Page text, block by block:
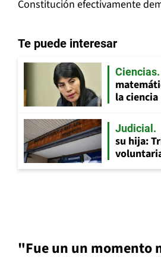
Constitución efectivamente
Te puede interesar
Ciencias
la ciencia
Judicial
su hija:
"Fue un un momento